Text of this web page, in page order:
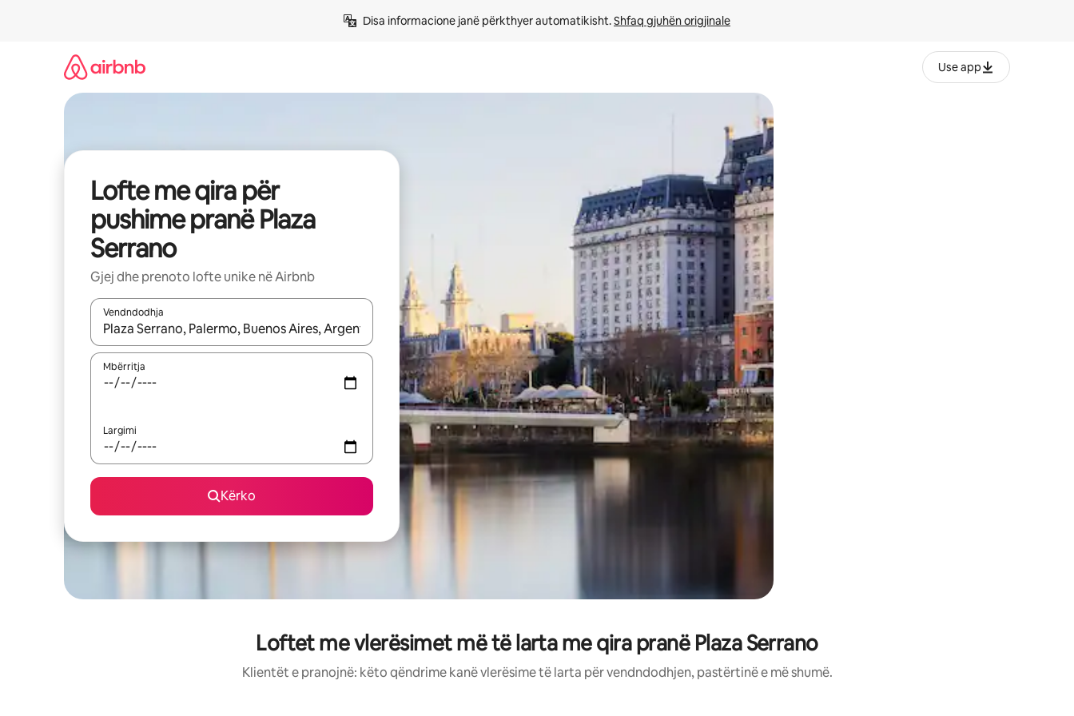
Disa informacione janë përkthyer automatikisht. Shfaq gjuhën origjinale
Use app
Lofte me qira për
pushime pranë Plaza
Serrano
Gjej dhe prenoto lofte unike në Airbnb
Vendndodhja
Kur rezultatet të jenë të disponueshme, lëviz me butonat e shigjetave lart e poshtë ose eksploro duke prekur ose duke lëvizur ekranin.
Mbërritja
Largimi
Kërko
Loftet me vlerësimet më të larta me qira pranë Plaza Serrano
Klientët e pranojnë: këto qëndrime kanë vlerësime të larta për vendndodhjen, pastërtinë e më shumë.